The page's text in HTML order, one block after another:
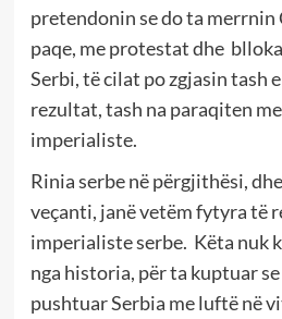
pretendonin se do ta
paqe, me protestat dhe
Serbi, të cilat po zgjasin tash
rezultat, tash na paraqiten
imperialiste.
Rinia serbe në përgjithësi,
veçanti, janë vetëm fytyra të
imperialiste serbe. Këta nuk
nga historia, për ta kuptuar se
pushtuar Serbia me luftë në